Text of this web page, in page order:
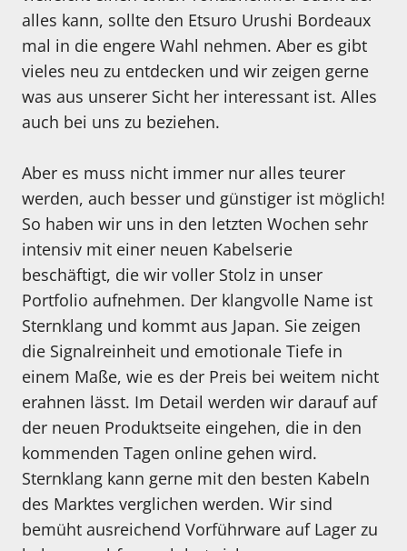
alles kann, sollte den Etsuro Urushi Bordeaux
mal in die engere Wahl nehmen. Aber es gibt
vieles neu zu entdecken und wir zeigen gerne
was aus unserer Sicht her interessant ist. Alles
auch bei uns zu beziehen.
Aber es muss nicht immer nur alles teurer
werden, auch besser und günstiger ist möglich!
So haben wir uns in den letzten Wochen sehr
intensiv mit einer neuen Kabelserie
beschäftigt, die wir voller Stolz in unser
Portfolio aufnehmen. Der klangvolle Name ist
Sternklang und kommt aus Japan. Sie zeigen
die Signalreinheit und emotionale Tiefe in
einem Maße, wie es der Preis bei weitem nicht
erahnen lässt. Im Detail werden wir darauf auf
der neuen Produktseite eingehen, die in den
kommenden Tagen online gehen wird.
Sternklang kann gerne mit den besten Kabeln
des Marktes verglichen werden. Wir sind
bemüht ausreichend Vorführware auf Lager zu